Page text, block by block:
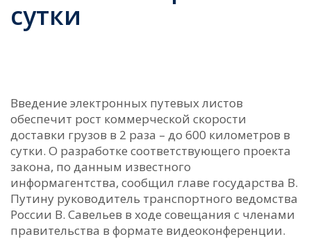
сутки
Введение электронных путевых листов
обеспечит рост коммерческой скорости
доставки грузов в 2 раза – до 600 километров в
сутки. О разработке соответствующего проекта
закона, по данным известного
информагентства, сообщил главе государства В.
Путину руководитель транспортного ведомства
России В. Савельев в ходе совещания с членами
правительства в формате видеоконференции.